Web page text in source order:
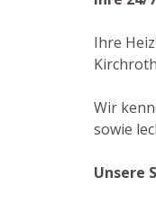
Ihre
Wir
sowie
Unsere